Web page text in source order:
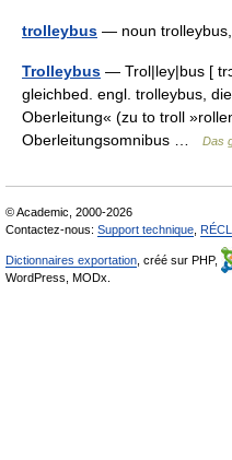
trolleybus — noun
Trolleybus — Trol|ley|bus [
gleichbed. engl. trolleybus,
Oberleitung« (zu to troll
Oberleitungsomnibus …
Das
© Academic, 2000-2026
Contactez-nous: Support technique
Dictionnaires exportation , créé sur PHP,
WordPress, MODx.